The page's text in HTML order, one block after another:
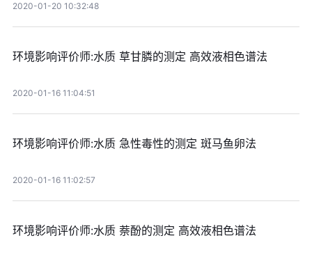
2020-01-20 10:32:48
环境影响评价师:水质 草甘膦的测定 高效液相色谱法
2020-01-16 11:04:51
环境影响评价师:水质 急性毒性的测定 斑马鱼卵法
2020-01-16 11:02:57
环境影响评价师:水质 萘酚的测定 高效液相色谱法